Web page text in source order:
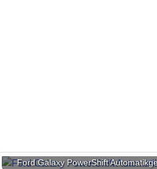
Ford Galaxy PowerShift